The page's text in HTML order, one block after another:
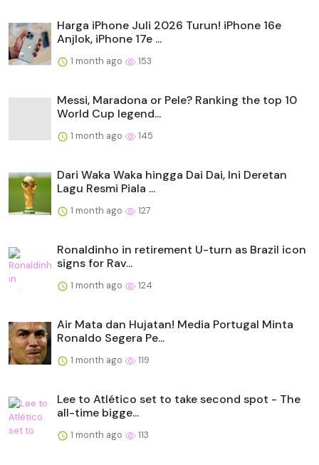
Harga iPhone Juli 2026 Turun! iPhone 16e
Anjlok, iPhone 17e ...
1 month ago 153
Messi, Maradona or Pele? Ranking the top 10
World Cup legend...
1 month ago 145
Dari Waka Waka hingga Dai Dai, Ini Deretan
Lagu Resmi Piala ...
1 month ago 127
Ronaldinho in retirement U-turn as Brazil icon
signs for Rav...
1 month ago 124
Air Mata dan Hujatan! Media Portugal Minta
Ronaldo Segera Pe...
1 month ago 119
Lee to Atlético set to take second spot - The
all-time bigge...
1 month ago 113